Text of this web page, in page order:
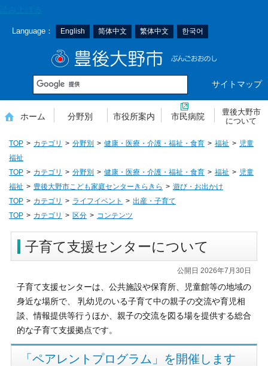
Language： English 简体中文 繁体中文 한국어
サイトマップ
ホーム 分野別 市役所案内 市民病院
豊後大野市
について
TOP カテゴリ 分野別 健康・医療・介護・福祉・食育 福祉
児童
福祉
TOP
カテゴリ 分野別 健康・医療・介護・福祉・食育 福祉
児童
福祉
豊後大野市こども家庭センターきらきら
遊び・お出かけ
TOP
カテゴリ ライフイベント
出産・子育て
TOP
カテゴリ 区分 コンテンツ
子育て支援センターについて
公開日 2026年7月30日
子育て支援センターは、公共施設や保育所、児童館等の地域の
身近な場所で、 乳幼児のいる子育て中の親子の交流や育児相
談、情報提供等行うほか、親子の交流を図る場を提供する総合
的な子育て支援拠点です。
「ペアレントプログラム」を開催します